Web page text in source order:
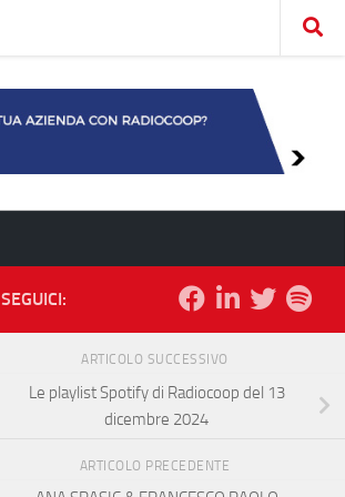
SEGUICI:
ARTICOLO SUCCESSIVO
Le playlist Spotify di Radiocoop del 13
dicembre 2024
ARTICOLO PRECEDENTE